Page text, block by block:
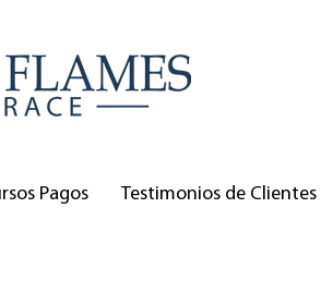
Pagos Testimonios de Clientes